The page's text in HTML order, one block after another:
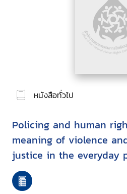
หนังสือทั่วไป
Policing and human rights
meaning of violence
justice in the everyday
of Johannesburg / ^cJulia
Hornberger